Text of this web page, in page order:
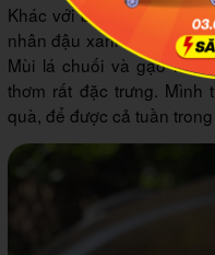
Khác với bánh tét miền
nhân đậu xanh nguyên
Mùi lá chuối và gạo nếp
thơm rất đặc trưng. Mình
quà, để được cả tuần